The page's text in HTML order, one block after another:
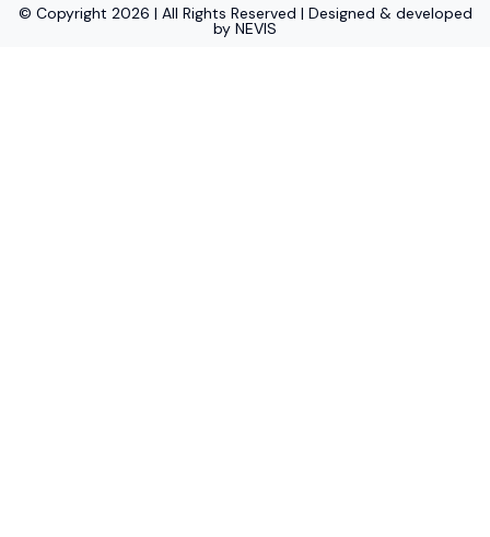
© Copyright 2026 | All Rights Reserved | Designed & developed
by NEVIS